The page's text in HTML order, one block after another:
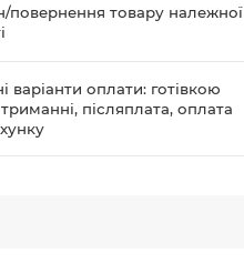
повернення товару належної
варіанти оплати: готівкою
післяплата, оплата